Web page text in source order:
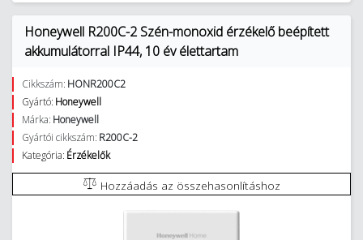
Honeywell R200C-2 Szén-monoxid érzékelő beépített
akkumulátorral IP44, 10 év élettartam
Cikkszám: HONR200C2
Gyártó: Honeywell
Márka: Honeywell
Gyártói cikkszám: R200C-2
Kategória: Érzékelők
Hozzáadás az összehasonlításhoz